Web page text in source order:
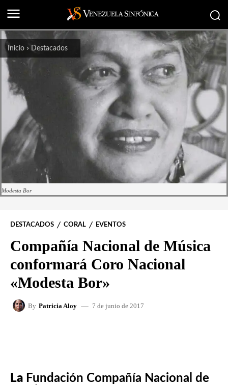
Inicio Destacados
Modesta Bor
DESTACADOS CORAL EVENTOS
Compañía Nacional de Música
conformará Coro Nacional
«Modesta Bor»
By Patricia Aloy 7 de junio de 2017
La Fundación Compañía Nacional de